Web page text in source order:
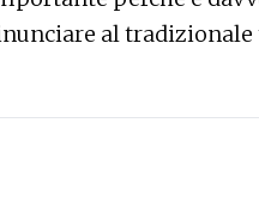
al